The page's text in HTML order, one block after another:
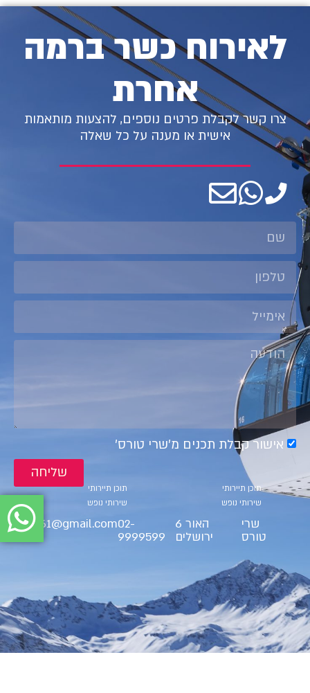
לאירוח כשר ברמה
אחרת
צרו קשר לקבלת פרטים נוספים, להצעות מותאמות
אישית או מענה על כל שאלה
אישור קבלת תכנים מ׳שרי טורס׳
שליחה
תוכן תיירותי
שירותי נופש
תוכן תיירותי
שירותי נופש
שרי
טורס
האור 6
ירושלים
02-
9999599
ct9561@gmail.com